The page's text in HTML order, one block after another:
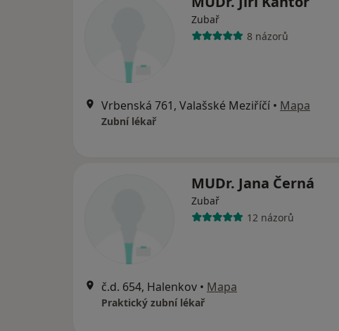
Zubař
8 názorů
Vrbenská 761, Valašské Meziříčí • Mapa
Zubní lékař
MUDr. Jana Černá
Zubař
12 názorů
č.d. 654, Halenkov • Mapa
Praktický zubní lékař